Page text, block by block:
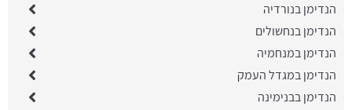
הנדימן בנורדיה
הנדימן בנחשולים
הנדימן במנחמיה
הנדימן במגדל העמק
הנדימן בבנימינה